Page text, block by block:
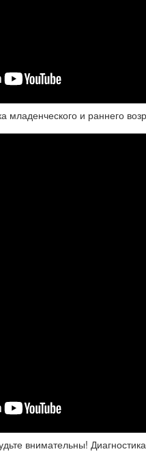
младенческого и раннего
внимательны!